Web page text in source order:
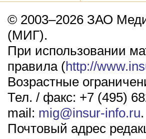
© 2003–2026 ЗАО
(МИГ).
При использовании
правила (http://
Возрастные
Тел. / факс: +7 (495)
mail: mig@insur-info.ru.
Почтовый адрес